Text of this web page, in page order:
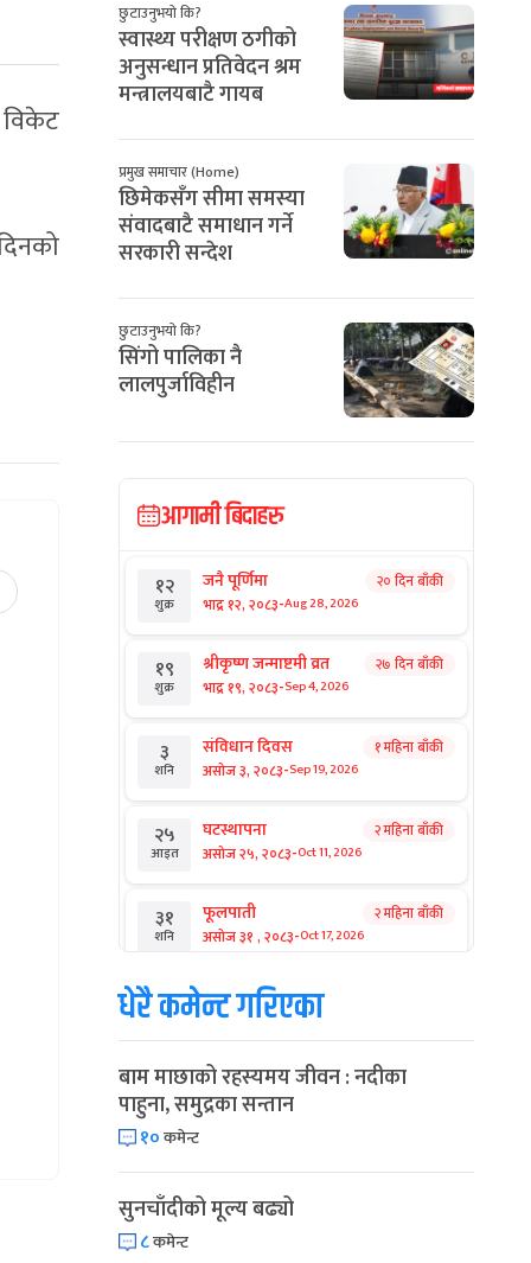
छुटाउनुभयो कि?
स्वास्थ्य परीक्षण ठगीको
अनुसन्धान प्रतिवेदन श्रम
मन्त्रालयबाटै गायब
प्रमुख समाचार (Home)
छिमेकसँग सीमा समस्या
संवादबाटै समाधान गर्ने
सरकारी सन्देश
छुटाउनुभयो कि?
सिंगो पालिका नै
लालपुर्जाविहीन
आगामी बिदाहरु
१२
शुक्र
जनै पूर्णिमा
भाद्र १२, २०८३-Aug 28, 2026
२० दिन बाँकी
१९
शुक्र
श्रीकृष्ण जन्माष्टमी व्रत
भाद्र १९, २०८३-Sep 4, 2026
२७ दिन बाँकी
३
शनि
संविधान दिवस
असोज ३, २०८३-Sep 19, 2026
१ महिना बाँकी
२५
आइत
घटस्थापना
असोज २५, २०८३-Oct 11, 2026
२ महिना बाँकी
३१
शनि
फूलपाती
असोज ३१ , २०८३-Oct 17, 2026
२ महिना बाँकी
१
आइत
कार्तिक सङ्क्रान्ति
कार्तिक १, २०८३-Oct 18, 2026
३
मंगल
महानवमी
कार्तिक ३, २०८३-
२ महिना बाँकी
४
५
धेरै कमेन्ट गरिएका
बाम माछाको रहस्यमय जीवन : नदीका
पाहुना, समुद्रका सन्तान
१०कमेन्ट
सुनचाँदीको मूल्य बढ्यो
८कमेन्ट